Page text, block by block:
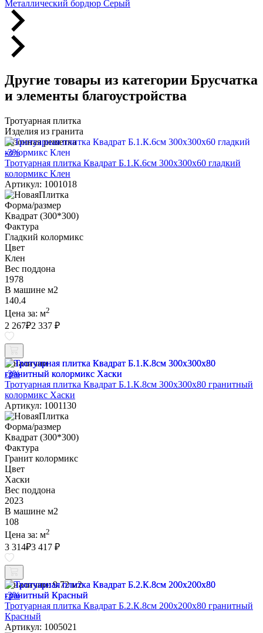
Металлический бордюр Серый
Другие товары из категории Брусчатка
и элементы благоустройства
Тротуарная плитка
Изделия из гранита
Газонная решетка
-3%
Тротуарная плитка Квадрат Б.1.К.6см 300х300х60 гладкий
колормикс Клен
Артикул: 1001018
Форма/размер
Квадрат (300*300)
Фактура
Гладкий колормикс
Цвет
Клен
Вес поддона
1978
В машине м2
140.4
Цена за: м2
2 267₽2 337 ₽
В наличии
-3%
Тротуарная плитка Квадрат Б.1.К.8см 300х300х80 гранитный
колормикс Хаски
Артикул: 1001130
Форма/размер
Квадрат (300*300)
Фактура
Гранит колормикс
Цвет
Хаски
Вес поддона
2023
В машине м2
108
Цена за: м2
3 314₽3 417 ₽
В наличии: 9.72 м2
-3%
Тротуарная плитка Квадрат Б.2.К.8см 200х200х80 гранитный
Красный
Артикул: 1005021